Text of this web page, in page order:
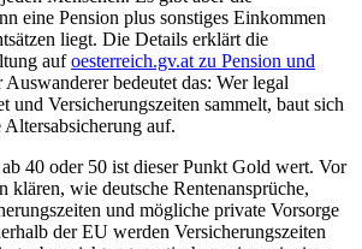
eine Pension plus sonstiges Einkommen
liegt. Die Details erklärt die
aufoesterreich.gv.at zu Pension und
Auswanderer bedeutet das: Wer legal
und Versicherungszeiten sammelt, baut sich
Altersabsicherung auf.
40 oder 50 ist dieser Punkt Gold wert. Vor
klären, wie deutsche Rentenansprüche,
und mögliche private Vorsorge
der EU werden Versicherungszeiten